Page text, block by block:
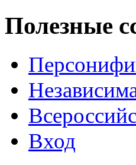
Полезные
Вход